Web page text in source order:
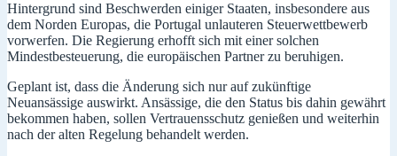
Hintergrund sind Beschwerden einiger Staaten, insbesondere aus
dem Norden Europas, die Portugal unlauteren Steuerwettbewerb
vorwerfen. Die Regierung erhofft sich mit einer solchen
Mindestbesteuerung, die europäischen Partner zu beruhigen.
Geplant ist, dass die Änderung sich nur auf zukünftige
Neuansässige auswirkt. Ansässige, die den Status bis dahin gewährt
bekommen haben, sollen Vertrauensschutz genießen und weiterhin
nach der alten Regelung behandelt werden.